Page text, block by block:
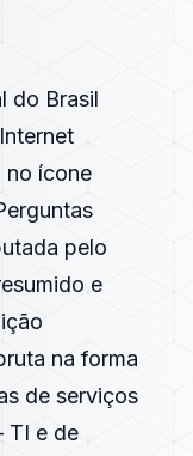
do Brasil
no ícone
pelo
e
na forma
de serviços
TI e de